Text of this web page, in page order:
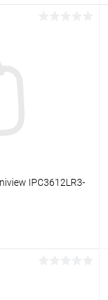
IPC3612LR3-